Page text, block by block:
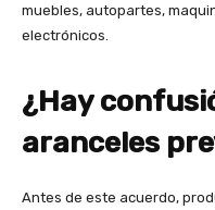
muebles, autopartes,
electrónicos.
¿Hay
aranceles
Antes de este acuerdo,